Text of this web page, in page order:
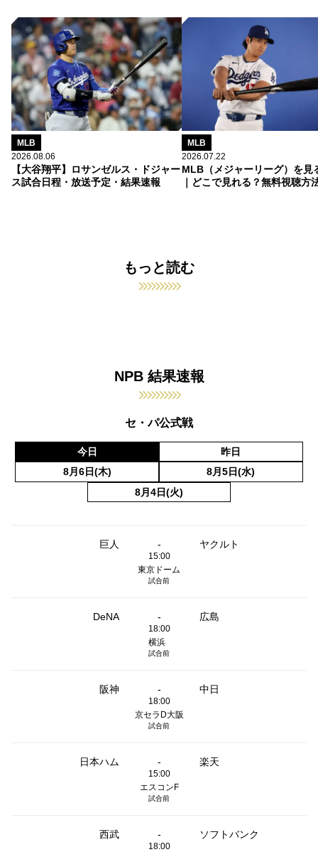
MLB
2026.08.06
【大谷翔平】ロサンゼルス・ドジャー
ス試合日程・放送予定・結果速報
MLB
2026.07.22
MLB（メジャーリーグ）を見
｜どこで見れる？無料視聴方
もっと読む
NPB 結果速報
セ・パ公式戦
今日
昨日
8月6日(木)
8月5日(水)
8月4日(火)
巨人 - ヤクルト
15:00
東京ドーム
試合前
DeNA - 広島
18:00
横浜
試合前
阪神 - 中日
18:00
京セラD大阪
試合前
日本ハム - 楽天
15:00
エスコンF
試合前
西武 - ソフトバンク
18:00